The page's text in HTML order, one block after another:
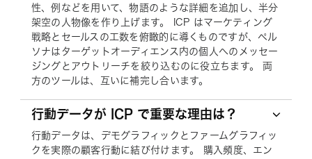
性、例などを用いて、物語のような詳細を追加し、半分
架空の人物像を作り上げます。 ICP はマーケティング
戦略とセールスの工数を俯瞰的に導くものですが、ペル
ソナはターゲットオーディエンス内の個人へのメッセー
ジングとアウトリーチを絞り込むのに役立ちます。 両
方のツールは、互いに補完し合います。
行動データが ICP で重要な理由は？
行動データは、デモグラフィックとファームグラフィッ
クを実際の顧客行動に結び付けます。 購入頻度、エン